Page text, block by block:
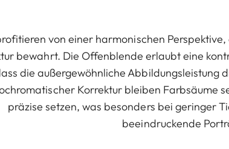
von einer harmonischen
bewahrt. Die Offenblende erlaubt eine
die außergewöhnliche Abbildungsleistung
Korrektur bleiben Farbsäume
präzise setzen, was besonders bei geringer
beeindruckende